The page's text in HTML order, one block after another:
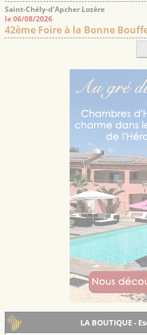
Saint-Chély-d’Apcher Lozère
le 06/08/2026
42ème Foire à la Bonne
LA BOUTIQUE -